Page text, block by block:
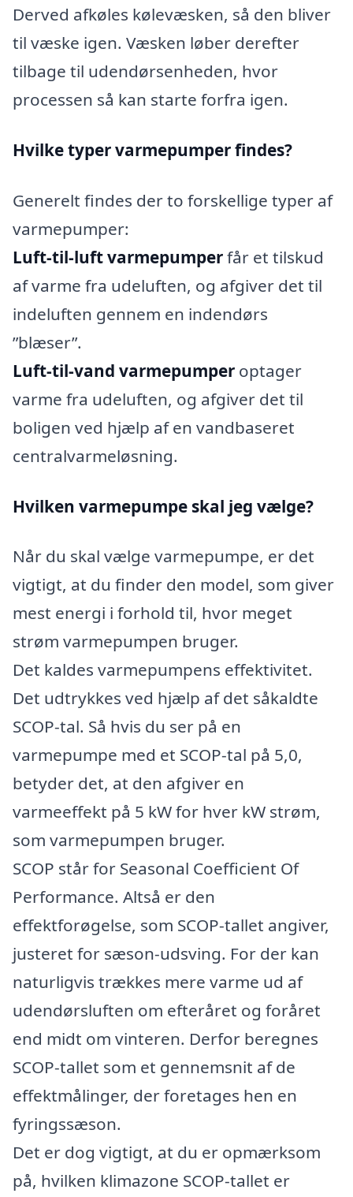
Derved afkøles kølevæsken, så den bliver
til væske igen. Væsken løber derefter
tilbage til udendørsenheden, hvor
processen så kan starte forfra igen.
Hvilke typer varmepumper findes?
Generelt findes der to forskellige typer af
varmepumper:
Luft-til-luft varmepumperfår et tilskud
af varme fra udeluften, og afgiver det til
indeluften gennem en indendørs
”blæser”.
Luft-til-vand varmepumper optager
varme fra udeluften, og afgiver det til
boligen ved hjælp af en vandbaseret
centralvarmeløsning.
Hvilken varmepumpe skal jeg vælge?
Når du skal vælge varmepumpe, er det
vigtigt, at du finder den model, som giver
mest energi i forhold til, hvor meget
strøm varmepumpen bruger.
Det kaldes varmepumpens effektivitet.
Det udtrykkes ved hjælp af det såkaldte
SCOP-tal. Så hvis du ser på en
varmepumpe med et SCOP-tal på 5,0,
betyder det, at den afgiver en
varmeeffekt på 5 kW for hver kW strøm,
som varmepumpen bruger.
SCOP står for Seasonal Coefficient Of
Performance. Altså er den
effektforøgelse, som SCOP-tallet angiver,
justeret for sæson-udsving. For der kan
naturligvis trækkes mere varme ud af
udendørsluften om efteråret og foråret
end midt om vinteren. Derfor beregnes
SCOP-tallet som et gennemsnit af de
effektmålinger, der foretages hen en
fyringssæson.
Det er dog vigtigt, at du er opmærksom
på, hvilken klimazone SCOP-tallet er